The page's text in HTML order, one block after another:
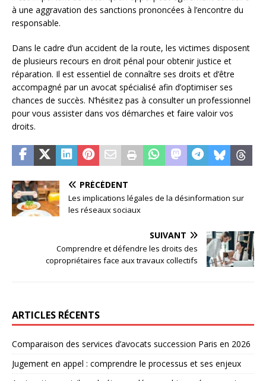
à une aggravation des sanctions prononcées à l’encontre du
responsable.
Dans le cadre d’un accident de la route, les victimes disposent
de plusieurs recours en droit pénal pour obtenir justice et
réparation. Il est essentiel de connaître ses droits et d’être
accompagné par un avocat spécialisé afin d’optimiser ses
chances de succès. N’hésitez pas à consulter un professionnel
pour vous assister dans vos démarches et faire valoir vos
droits.
PRÉCÉDENT
Les implications légales de la désinformation sur
les réseaux sociaux
SUIVANT
Comprendre et défendre les droits des
copropriétaires face aux travaux collectifs
ARTICLES RÉCENTS
Comparaison des services d’avocats succession Paris en 2026
Jugement en appel : comprendre le processus et ses enjeux